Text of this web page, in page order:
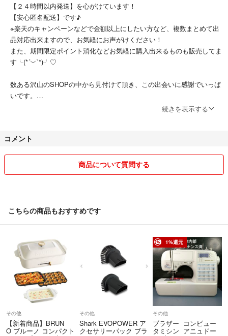
【２４時間以内発送】を心がけています！
【安心匿名配送】です♪
※楽天のキャンペーンなどで金額以上にしたい方など、複数まとめて出
品対応出来ますので、お気軽にお声がけください！
また、期間限定ポイント消化などお気軽に購入出来るものも販売してま
す╰(*´︶`*)╯♡
数ある沢山のSHOPの中から見付けて頂き、この出会いに感謝でいっぱ
いです。
お取り引き中の短い間だけですが、どうぞよろしくお願いいたします(*
基本的には趣味物が多く、新しく仕入れては保管スペースの確保の為、
が、どちらかと言えば、出品より購入する方が多いかも…(^^;
こちらの知識不足で分からないこともあるかもしれません。もし気にな
ることがありましたら、購入前に質問して頂けると助かります。
続きを表示する
コメント
商品について質問する
こちらの商品もおすすめです
その他
【新着商品】BRUN
O ブルーノ コンパクト
その他
Shark EVOPOWER ア
クセサリーパック ブラ
1%還元
その他
ブラザー コンピュー
タミシン アニュドー